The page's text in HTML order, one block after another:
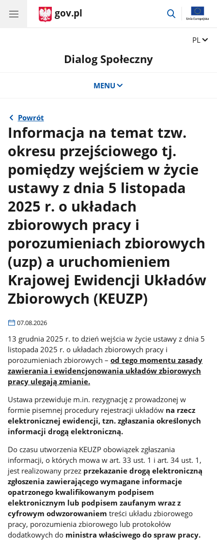
gov.pl
przejdź
Zmień
PL
Dialog Społeczny
MENU
Powrót
Informacja na temat tzw.
okresu przejściowego tj.
pomiędzy wejściem w życie
ustawy z dnia 5 listopada
2025 r. o układach
zbiorowych pracy i
porozumieniach zbiorowych
(uzp) a uruchomieniem
Krajowej Ewidencji Układów
Zbiorowych (KEUZP)
07.08.2026
13 grudnia 2025 r. to dzień wejścia w życie ustawy z dnia 5
listopada 2025 r. o układach zbiorowych pracy i
porozumieniach zbiorowych –od tego momentu zasady
zawierania i ewidencjonowania układów zbiorowych
pracy ulegają zmianie.
Ustawa przewiduje m.in. rezygnację z prowadzonej w
formie pisemnej procedury rejestracji układów na rzecz
elektronicznej ewidencji, tzn. zgłaszania określonych
informacji drogą elektroniczną.
Do czasu utworzenia KEUZP obowiązek zgłaszania
informacji, o których mowa w art. 33 ust. 1 i art. 34 ust. 1,
jest realizowany przez przekazanie drogą elektroniczną
zgłoszenia zawierającego wymagane informacje
opatrzonego kwalifikowanym podpisem
elektronicznym lub podpisem zaufanym wraz z
cyfrowym odwzorowaniemtreści układu zbiorowego
pracy, porozumienia zbiorowego lub protokołów
dodatkowych do ministra właściwego do spraw pracy.